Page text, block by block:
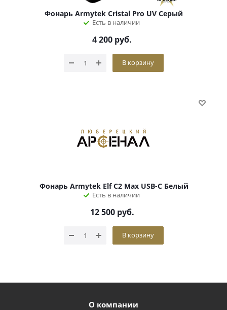
Фонарь Armytek Cristal Pro UV Серый
Есть в наличии
4 200 руб.
В корзину
Фонарь Armytek Elf C2 Max USB-C Белый
Есть в наличии
12 500руб.
В корзину
О компании